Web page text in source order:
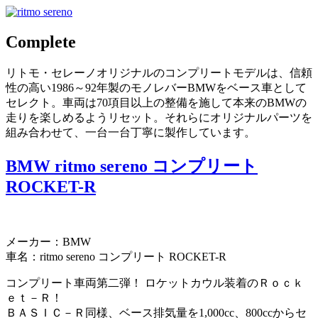
Complete
リトモ・セレーノオリジナルのコンプリートモデルは、信頼
性の高い1986～92年製のモノレバーBMWをベース車として
セレクト。車両は70項目以上の整備を施して本来のBMWの
走りを楽しめるようリセット。それらにオリジナルパーツを
組み合わせて、一台一台丁寧に製作しています。
BMW ritmo sereno コンプリート
ROCKET-R
メーカー：BMW
車名：ritmo sereno コンプリート ROCKET-R
コンプリート車両第二弾！ ロケットカウル装着のＲｏｃｋ
ｅｔ－Ｒ！
ＢＡＳＩＣ－Ｒ同様、ベース排気量を1,000cc、800ccからセ